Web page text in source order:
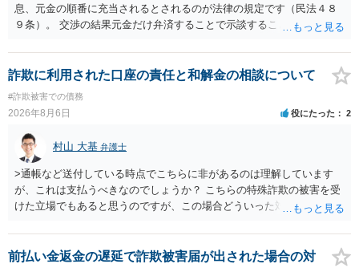
息、元金の順番に充当されるとされるのが法律の規定です（民法４８
９条）。 交渉の結果元金だけ弁済することで示談することは、弁護士
ることには消極的なことが多いものの、お近くの弁護士にご依頼しチ
ャレンジなさる意義は十分にあると思います。
詐欺に利用された口座の責任と和解金の相談について
#詐欺被害での債務
2026年8月6日 役にたった 2
村山 大基 弁護士
>通帳など送付している時点でこちらに非があるのは理解しています
が、これは支払うべきなのでしょうか？ こちらの特殊詐欺の被害を受
けた立場でもあると思うのですが、この場合どういった対処が必要で
がいいとは思います。 そもそも、特殊詐欺関係なく旦那さんの行為
は法に触れる可能性もあります。 ＞100万を支払わず穏便に和解する
前払い金返金の遅延で詐欺被害届が出された場合の対